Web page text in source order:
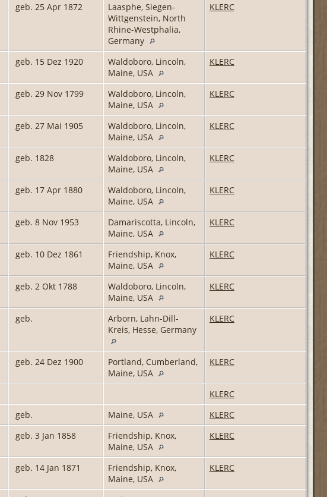
geb. 25 Apr 1872
Laasphe, Siegen-
Wittgenstein, North
Rhine-Westphalia,
Germany
KLERC
geb. 15 Dez 1920
Waldoboro, Lincoln,
Maine, USA
KLERC
geb. 29 Nov 1799
Waldoboro, Lincoln,
Maine, USA
KLERC
geb. 27 Mai 1905
Waldoboro, Lincoln,
Maine, USA
KLERC
geb. 1828
Waldoboro, Lincoln,
Maine, USA
KLERC
geb. 17 Apr 1880
Waldoboro, Lincoln,
Maine, USA
KLERC
geb. 8 Nov 1953
Damariscotta, Lincoln,
Maine, USA
KLERC
geb. 10 Dez 1861
Friendship, Knox,
Maine, USA
KLERC
geb. 2 Okt 1788
Waldoboro, Lincoln,
Maine, USA
KLERC
geb.
Arborn, Lahn-Dill-
Kreis, Hesse, Germany
KLERC
geb. 24 Dez 1900
Portland, Cumberland,
Maine, USA
KLERC
KLERC
geb. Maine, USA
KLERC
geb. 3 Jan 1858
Friendship, Knox,
Maine, USA
KLERC
geb. 14 Jan 1871
Friendship, Knox,
Maine, USA
KLERC